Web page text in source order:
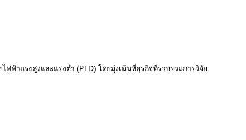
ฟฟ้าแรงสูงและแรงต่ำ (PTD) โดยมุ่งเน้นที่ธุรกิจที่รวบรวมการวิจัย